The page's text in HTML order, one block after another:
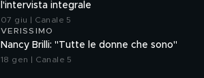
l'intervista integrale
07 giu | Canale 5
VERISSIMO
Nancy Brilli: "Tutte le donne che sono"
18 gen | Canale 5